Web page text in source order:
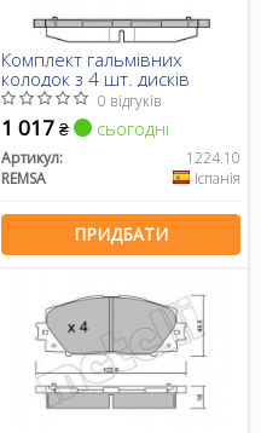
Комплект гальмівних
колодок з 4 шт. дисків
0 відгуків
1 017 ₴ сьогодні
Артикул:
1224.10
REMSA
Іспанія
ПРИДБАТИ